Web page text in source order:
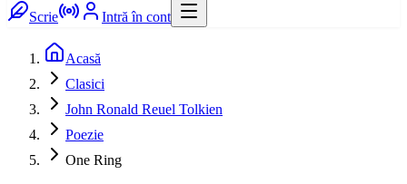
Scrie Intră în cont
Acasă
Clasici
John Ronald Reuel Tolkien
Poezie
One Ring